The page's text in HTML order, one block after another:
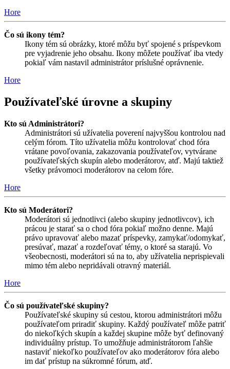
Hore
Čo sú ikony tém?
Ikony tém sú obrázky, ktoré môžu byť spojené s príspevkom
pre vyjadrenie jeho obsahu. Ikony môžete používať iba vtedy
pokiaľ vám nastavil administrátor príslušné oprávnenie.
Hore
Používateľské úrovne a skupiny
Kto sú Administrátori?
Administrátori sú užívatelia poverení najvyššou kontrolou nad
celým fórom. Títo užívatelia môžu kontrolovať chod fóra
vrátane povoľovania, zakazovania používateľov, vytvárane
používateľských skupín alebo moderátorov, atď. Majú taktiež
všetky právomoci moderátorov na celom fóre.
Hore
Kto sú Moderátori?
Moderátori sú jednotlivci (alebo skupiny jednotlivcov), ich
prácou je starať sa o chod fóra pokiaľ možno denne. Majú
právo upravovať alebo mazať príspevky, zamykať/odomykať,
presúvať, mazať a rozdeľovať témy, o ktoré sa starajú. Vo
všeobecnosti, moderátori sú na to, aby užívatelia neprispievali
mimo tém alebo nepridávali otravný materiál.
Hore
Čo sú používateľské skupiny?
Používateľské skupiny sú cestou, ktorou administrátori môžu
používateľom priradiť skupiny. Každý používateľ môže patriť
do niekoľkých skupín a každej skupine môže byť definovaný
individuálny prístup. To umožňuje administrátorom ľahšie
nastaviť niekoľko používateľov ako moderátorov fóra alebo
im dať prístup na súkromné fórum, atď.